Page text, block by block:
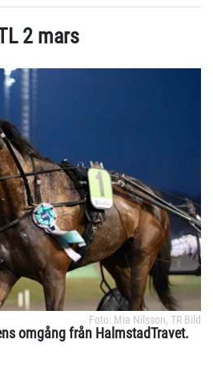
Foto: Mia Nilsson, TR Bild
2 mars
omgång från HalmstadTravet.